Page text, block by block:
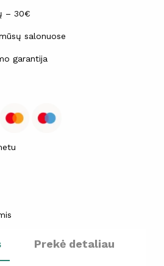
– 30€
salonuose
garantija
Prekė detaliau